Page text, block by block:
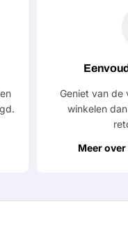
Geniet van de
winkelen
Meer